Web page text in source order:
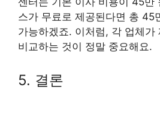
스가 무료로 제공된다면 총 45
가능하겠죠. 이처럼, 각 업체가
비교하는 것이 정말 중요해요.
5. 결론